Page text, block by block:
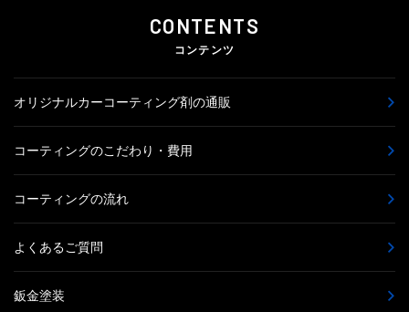
CONTENTS
コンテンツ
オリジナルカーコーティング剤の通販
コーティングのこだわり・費用
コーティングの流れ
よくあるご質問
鈑金塗装